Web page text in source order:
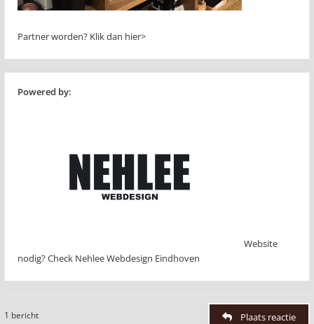
Partner worden? Klik dan hier>
Powered by:
Website
nodig? Check Nehlee Webdesign Eindhoven
1 bericht Plaats reactie